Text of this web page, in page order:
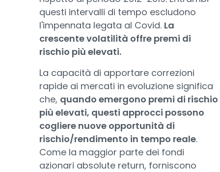
questi intervalli di tempo escludono
l'impennata legata al Covid. La
crescente volatilità offre premi di
rischio più elevati.
La capacità di apportare correzioni
rapide ai mercati in evoluzione significa
che, quando emergono premi di rischio
più elevati, questi approcci possono
cogliere nuove opportunità di
rischio/rendimento in tempo reale.
Come la maggior parte dei fondi
azionari absolute return, forniscono